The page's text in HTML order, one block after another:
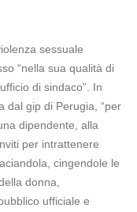
sessuale
“nella sua qualità di
di sindaco”. In
dal gip di Perugia, “per
dipendente, alla
per intrattenere
cingendole le
donna,
ufficiale e